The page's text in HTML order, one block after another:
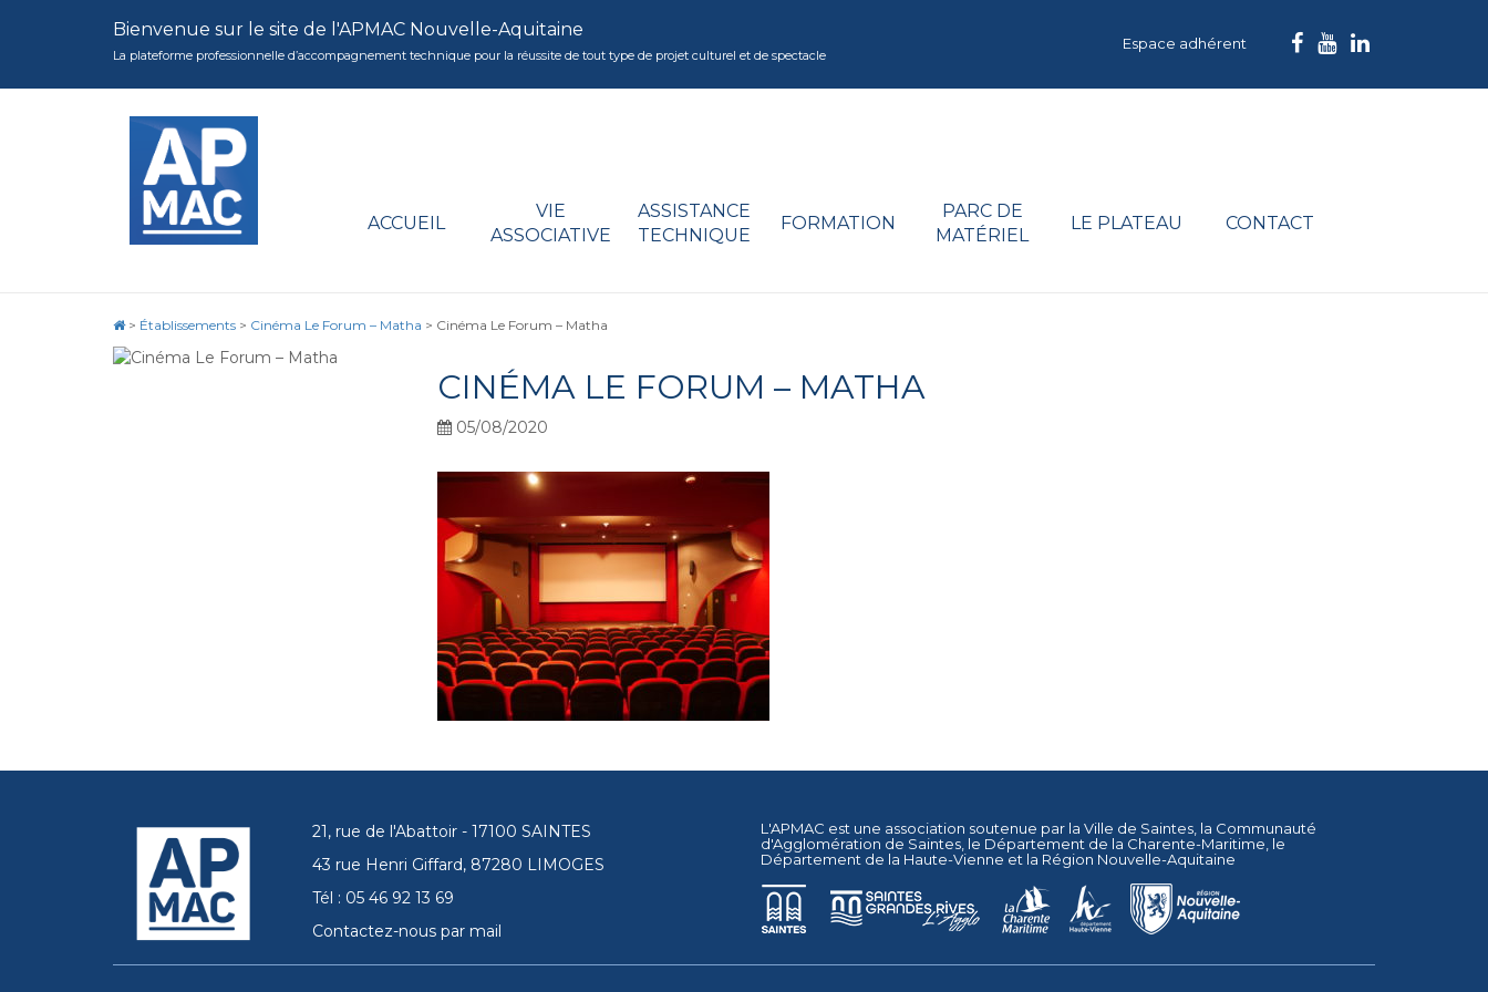
Bienvenue sur le site de l'APMAC Nouvelle-Aquitaine
La plateforme professionnelle d’accompagnement technique pour la réussite de tout type de projet culturel et de spectacle
Espace adhérent
ACCUEIL
VIE
ASSOCIATIVE
ASSISTANCE
TECHNIQUE
FORMATION
PARC DE
MATÉRIEL
LE PLATEAU CONTACT
> Établissements > Cinéma Le Forum – Matha > Cinéma Le Forum – Matha
CINÉMA LE FORUM – MATHA
05/08/2020
21, rue de l'Abattoir - 17100 SAINTES
43 rue Henri Giffard, 87280 LIMOGES
Tél : 05 46 92 13 69
Contactez-nous par mail
L'APMAC est une association soutenue par la Ville de Saintes , la Communauté
d'Agglomération de Saintes , le Département de la Charente-Maritime , le
Département de la Haute-Vienne et la Région Nouvelle-Aquitaine